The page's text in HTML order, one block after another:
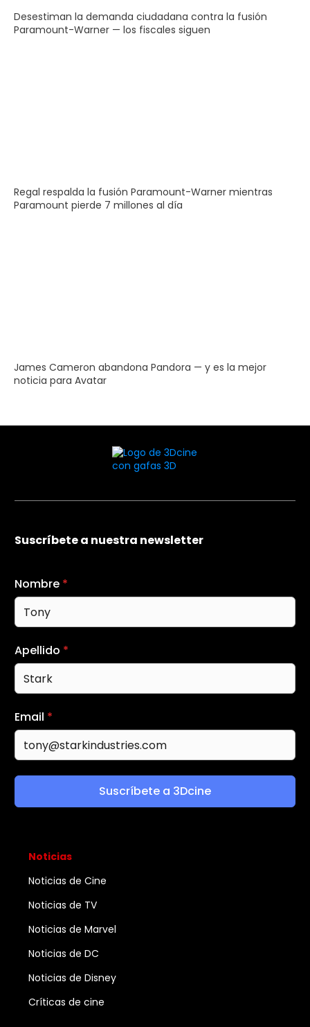
Desestiman la demanda ciudadana contra la fusión
Paramount-Warner — los fiscales siguen
Regal respalda la fusión Paramount-Warner mientras
Paramount pierde 7 millones al día
James Cameron abandona Pandora — y es la mejor
noticia para Avatar
Suscríbete a nuestra newsletter
Nombre *
Apellido *
Email *
Suscríbete a 3Dcine
Noticias
Noticias de Cine
Noticias de TV
Noticias de Marvel
Noticias de DC
Noticias de Disney
Críticas de cine